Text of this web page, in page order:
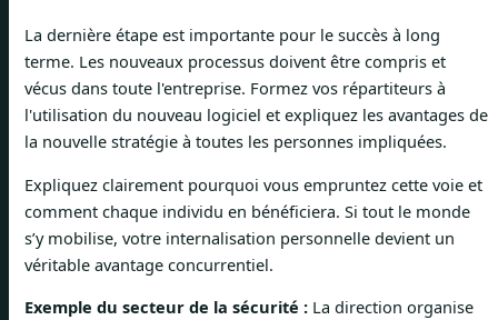
La dernière étape est importante pour le succès à long
terme. Les nouveaux processus doivent être compris et
vécus dans toute l'entreprise. Formez vos répartiteurs à
l'utilisation du nouveau logiciel et expliquez les avantages de
la nouvelle stratégie à toutes les personnes impliquées.
Expliquez clairement pourquoi vous empruntez cette voie et
comment chaque individu en bénéficiera. Si tout le monde
s’y mobilise, votre internalisation personnelle devient un
véritable avantage concurrentiel.
Exemple du secteur de la sécurité : La direction organise